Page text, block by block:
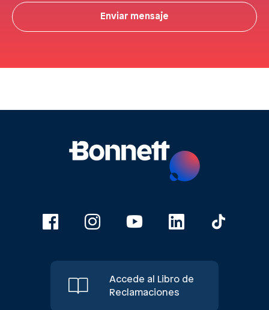
Enviar mensaje
Accede al Libro de
Reclamaciones